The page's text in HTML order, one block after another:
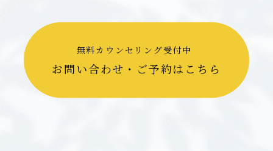
無料カウンセリング受付中
お問い合わせ・ご予約はこちら